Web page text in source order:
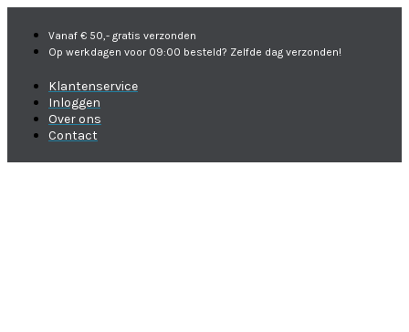
Vanaf € 50,- gratis verzonden
Op werkdagen voor 09:00 besteld? Zelfde dag verzonden!
Klantenservice
Inloggen
Over ons
Contact